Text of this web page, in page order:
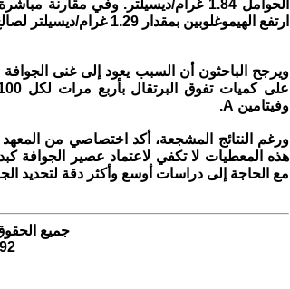
ارتفع الهيموغلوبين بمقدار 1.29 غرام/ديسيلتر لصالح المجموعة التي تناولت الجوافة مع الحديد.
وفيتامين A.
هذه المعطيات لا تكفي لاعتماد عصير الجوافة
مع الحاجة إلى دراسات أوسع وأكثر دقة لتحديد
جميع